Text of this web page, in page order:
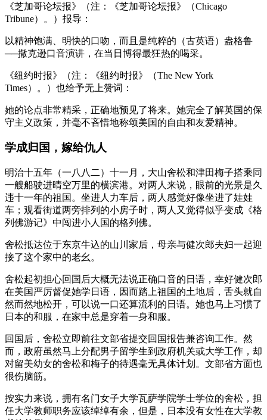
《芝加哥论坛报》（注：《芝加哥论坛报》（Chicago
Tribune）。）报导：
以精神饱满、明快的口吻，而且是纯粹的（古英语）盎格鲁
──撒克逊口音演讲，在当日博得最狂热的喝采。
《纽约时报》（注：《纽约时报》（The New York
Times）。）也给予无上赞词：
她的论点非常精采，正确地预见了将来。她完全了解英国的保
守主义政策，并毫不吝惜地称颂美国的自由和友爱精神。
学成归国，嫁给仇人
明治十五年（一八八二）十一月，大山舍松和津田梅子搭乘同
一艘船驶进晴空万里的横滨港。对两人来说，眼前的光景是久
违十一年的祖国。坐进人力车后，两人感觉好像坐进了娃娃
车；观看街道两旁排列的小房子时，两人又觉得似乎变成《格
列佛游记》中闯进小人国的格列佛。
舍松抵达位于东京牛込的山川家后，母亲与健次郎夫妇一起迎
接了这个家中的老幺。
舍松起初担心回国后大概无法说正确口音的日语，幸好健次郎
在美国严厉督促她学日语，因而踏上祖国的土地后，舌头就自
然而然地松开，可以说一口还算流利的日语。她也马上习惯了
日本的和服，在家中总是穿着一身和服。
回国后，舍松立即前往文部省提交回国报告兼咨询工作。然
而，政府虽然马上分配男子留学生到政府机关或大学工作，却
对留美幼女的舍松和梅子的待遇毫无具体计划。文部省方面也
很伤脑筋。
按实力来说，拥有名门女子大学瓦萨学院学士学位的舍松，担
任大学教师职务应该绰绰有余，但是，日本没有女性在大学教